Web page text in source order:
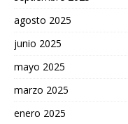
agosto 2025
junio 2025
mayo 2025
marzo 2025
enero 2025